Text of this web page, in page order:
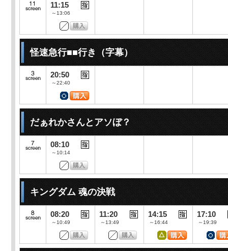
11:15
～13:06
怪速急行■■行き（字幕）
20:50
～22:40
だぁれかさんとアソぼ？
08:10
～10:14
キングダム 魂の決戦
08:20
～10:49
11:20
～13:49
14:15
～16:44
17:10
～19:39